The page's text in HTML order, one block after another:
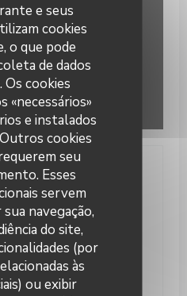
e seus
cookies
o que pode
de dados
Os cookies
«necessários»
e instalados
cookies
seu
Esses
servem
navegação,
do site,
(por
às
ou exibir
nos
uma mesa